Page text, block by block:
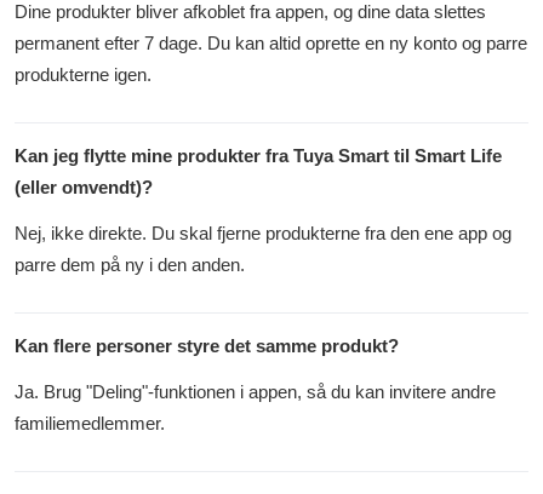
Dine produkter bliver afkoblet fra appen, og dine data slettes
permanent efter 7 dage. Du kan altid oprette en ny konto og parre
produkterne igen.
Kan jeg flytte mine produkter fra Tuya Smart til Smart Life
(eller omvendt)?
Nej, ikke direkte. Du skal fjerne produkterne fra den ene app og
parre dem på ny i den anden.
Kan flere personer styre det samme produkt?
Ja. Brug "Deling"-funktionen i appen, så du kan invitere andre
familiemedlemmer.